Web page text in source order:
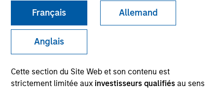
Français Allemand
Anglais
Cette section du Site Web et son contenu est
strictement limitée aux investisseurs qualifiésau sens
Strategies
Our team is a leader in municipal bond management,
and deepest municipal investment teams in the
country, and broad selection of municipal strategies.